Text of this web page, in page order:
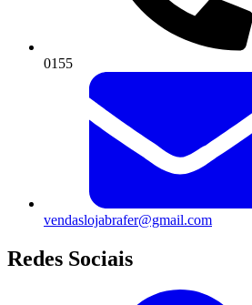
0155
vendaslojabrafer@gmail.com
Redes Sociais